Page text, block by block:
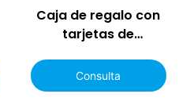
Caja de regalo con
tarjetas de
diseño de arcoíris
personalizado
Consulta